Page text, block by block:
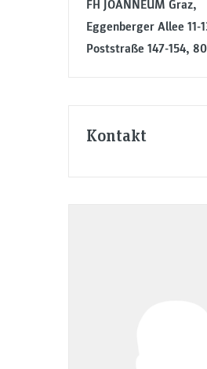
FH JOANNEUM Graz,
Eggenberger Allee 11-
Poststraße 147-154,
Kontakt